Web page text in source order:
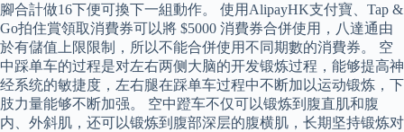
腳合計做16下便可換下一組動作。 使用AlipayHK支付寶、Tap &
Go拍住賞領取消費券可以將 $5000 消費券合併使用，八達通由
於有儲值上限限制，所以不能合併使用不同期數的消費券。 空
中踩单车的过程是对左右两侧大脑的开发锻炼过程，能够提高神
经系统的敏捷度，左右腿在踩单车过程中不断加以运动锻炼，下
肢力量能够不断加强。 空中蹬车不仅可以锻炼到腹直肌和腹
内、外斜肌，还可以锻炼到腹部深层的腹横肌，长期坚持锻炼对